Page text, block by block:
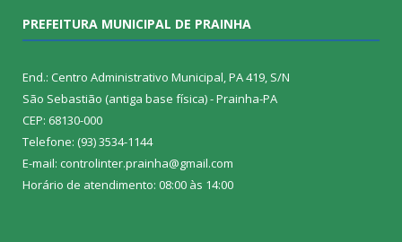
PREFEITURA MUNICIPAL DE PRAINHA
End.: Centro Administrativo Municipal, PA 419, S/N
São Sebastião (antiga base física) - Prainha-PA
CEP: 68130-000
Telefone: (93) 3534-1144
E-mail: controlinter.prainha@gmail.com
Horário de atendimento: 08:00 às 14:00